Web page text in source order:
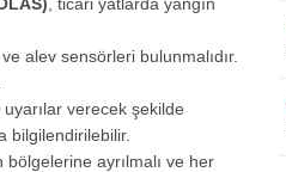
alev sensörleri bulunmalıdır.
verecek şekilde
bilgilendirilebilir.
bölgelerine ayrılmalı ve her